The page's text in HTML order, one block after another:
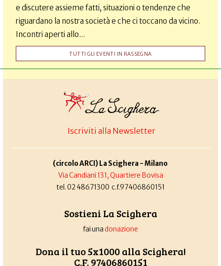
e discutere assieme fatti, situazioni o tendenze che
riguardano la nostra società e che ci toccano da vicino.
Incontri aperti allo...
TUTTI GLI EVENTI IN RASSEGNA
Iscriviti alla Newsletter
(circolo ARCI) La Scighera - Milano
Via Candiani 131, Quartiere Bovisa
tel. 02 48671300 c.f.97406860151
Sostieni La Scighera
fai unadonazione
Dona il tuo 5x1000 alla Scighera!
C.F. 97406860151